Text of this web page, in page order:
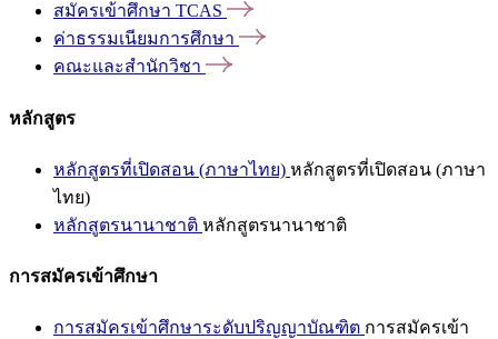
สมัครเข้าศึกษา TCAS
ค่าธรรมเนียมการศึกษา
คณะและสำนักวิชา
หลักสูตร
หลักสูตรที่เปิดสอน (ภาษาไทย) หลักสูตรที่เปิดสอน (ภาษา
ไทย)
หลักสูตรนานาชาติ หลักสูตรนานาชาติ
การสมัครเข้าศึกษา
การสมัครเข้าศึกษาระดับปริญญาบัณฑิต การสมัครเข้า